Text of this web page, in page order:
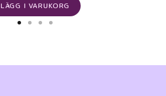
LÄGG I VARUKORG